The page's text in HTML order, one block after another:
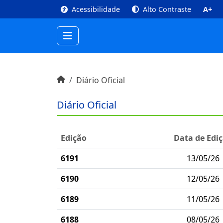
Conteúdo [1] Menu Principal [2] Busca
Acessibilidade Alto Contraste A+
Início do conteúdoInícioDiário Oficial
Diário Oficial
Edição Data de
6191
13/05/26
6190
12/05/26
6189
11/05/26
6188
08/05/26